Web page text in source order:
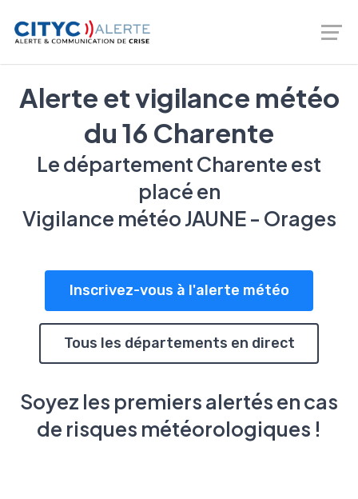
Téléalerte - Entreprises et Collectivités |
02 46 66 00 20
Alerte et vigilance météo
du 16 Charente
Le département Charente est
placé en
Vigilance météo JAUNE - Orages
Inscrivez-vous à l'alerte météo
Tous les départements en direct
Soyez les premiers alertés en cas
de risques météorologiques !